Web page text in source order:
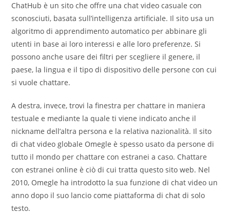
ChatHub è un sito che offre una chat video casuale con
sconosciuti, basata sull’intelligenza artificiale. Il sito usa un
algoritmo di apprendimento automatico per abbinare gli
utenti in base ai loro interessi e alle loro preferenze. Si
possono anche usare dei filtri per scegliere il genere, il
paese, la lingua e il tipo di dispositivo delle persone con cui
si vuole chattare.
A destra, invece, trovi la finestra per chattare in maniera
testuale e mediante la quale ti viene indicato anche il
nickname dell’altra persona e la relativa nazionalità. Il sito
di chat video globale Omegle è spesso usato da persone di
tutto il mondo per chattare con estranei a caso. Chattare
con estranei online è ciò di cui tratta questo sito web. Nel
2010, Omegle ha introdotto la sua funzione di chat video un
anno dopo il suo lancio come piattaforma di chat di solo
testo.